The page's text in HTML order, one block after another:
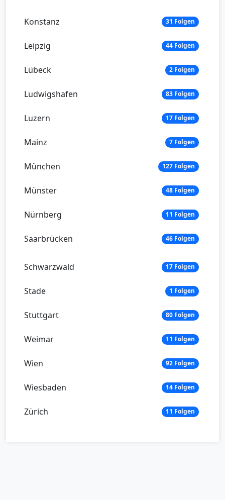
Konstanz 31 Folgen
Leipzig 44 Folgen
Lübeck 2 Folgen
Ludwigshafen 83 Folgen
Luzern 17 Folgen
Mainz 7 Folgen
München 127 Folgen
Münster 48 Folgen
Nürnberg 11 Folgen
Saarbrücken 46 Folgen
Schwarzwald 17 Folgen
Stade 1 Folgen
Stuttgart 80 Folgen
Weimar 11 Folgen
Wien 92 Folgen
Wiesbaden 14 Folgen
Zürich 11 Folgen